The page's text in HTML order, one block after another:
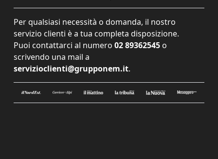
Per qualsiasi necessità o domanda, il nostro
servizio clienti è a tua completa disposizione.
Puoi contattarci al numero 02 89362545 o
scrivendo una mail a
servizioclienti@grupponem.it.